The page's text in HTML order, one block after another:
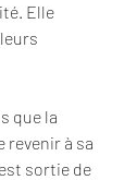
Elle
que la
revenir à sa
sortie de